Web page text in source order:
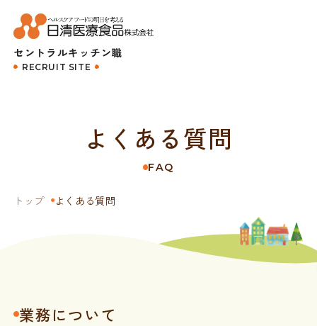
セントラルキッチン職
RECRUIT SITE
よくある質問
FAQ
トップ よくある質問
業務について